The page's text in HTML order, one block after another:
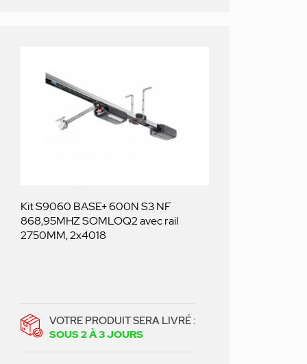
Kit S9060 BASE+ 600N S3 NF
868,95MHZ SOMLOQ2 avec rail
2750MM, 2x4018
VOTRE PRODUIT SERA LIVRÉ :
SOUS 2 À 3 JOURS